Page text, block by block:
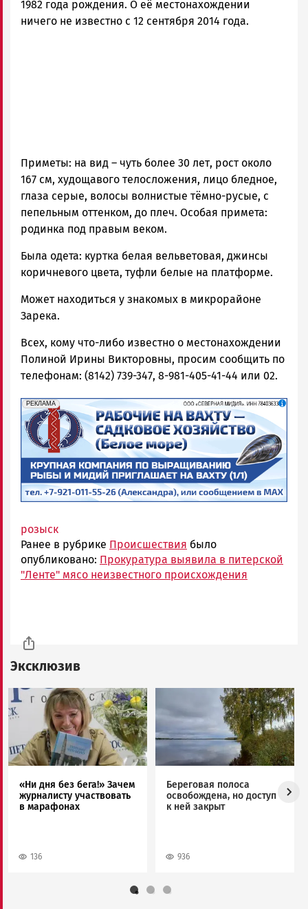
Петрозаводск
1982 года рождения. О её местонахождении
ничего не известно с 12 сентября 2014 года.
Приметы: на вид – чуть более 30 лет, рост около
167 см, худощавого телосложения, лицо бледное,
глаза серые, волосы волнистые тёмно-русые, с
пепельным оттенком, до плеч. Особая примета:
родинка под правым веком.
Была одета: куртка белая вельветовая, джинсы
коричневого цвета, туфли белые на платформе.
Может находиться у знакомых в микрорайоне
Зарека.
Всех, кому что-либо известно о местонахождении
Полиной Ирины Викторовны, просим сообщить по
телефонам: (8142) 739-347, 8-981-405-41-44 или 02.
erid: 2SDnjf467GP
РЕКЛАМА
Реклама
розыск
Ранее в рубрике Происшествия было
опубликовано: Прокуратура выявила в питерской
"Ленте" мясо неизвестного происхождения
Эксклюзив
Image
«Ни дня без бега!» Зачем
журналисту участвовать
в марафонах
136
Береговая полоса
освобождена, но доступ
к ней закрыт
936